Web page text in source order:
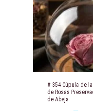
# 354 Cúpula de
de Rosas
de Abeja